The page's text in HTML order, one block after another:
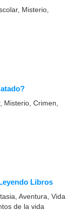
Misterio,
Misterio, Crimen,
Libros
Aventura, Vida
de la vida